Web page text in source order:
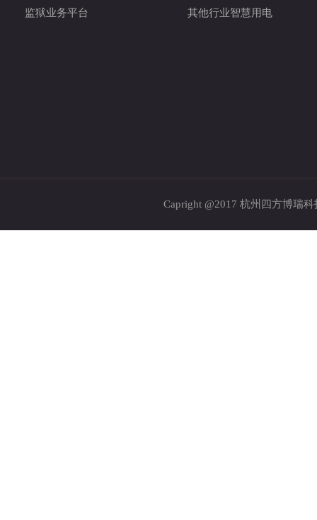
监狱业务平台
其他行业智慧用电
Capright @2017 杭州四方博瑞